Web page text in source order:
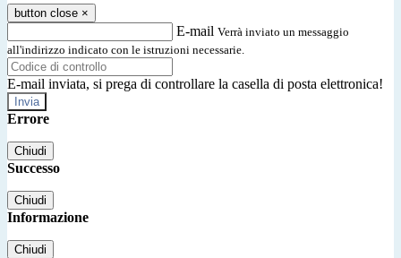
button close ×
E-mail Verrà inviato un messaggio
all'indirizzo indicato con le istruzioni necessarie.
E-mail inviata, si prega di controllare la casella di posta elettronica!
Errore
Chiudi
Successo
Chiudi
Informazione
Chiudi